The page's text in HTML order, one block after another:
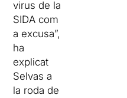
virus de la
SIDA com
a excusa”,
ha
explicat
Selvas a
la roda de